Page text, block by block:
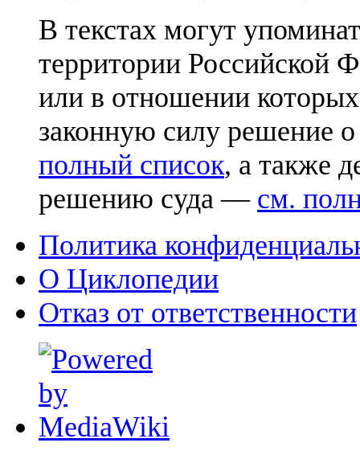
В текстах могут
территории Российской
или в отношении
законную силу решение
полный список, а также
решению суда — см.
Политика
О Циклопедии
Отказ от ответственности